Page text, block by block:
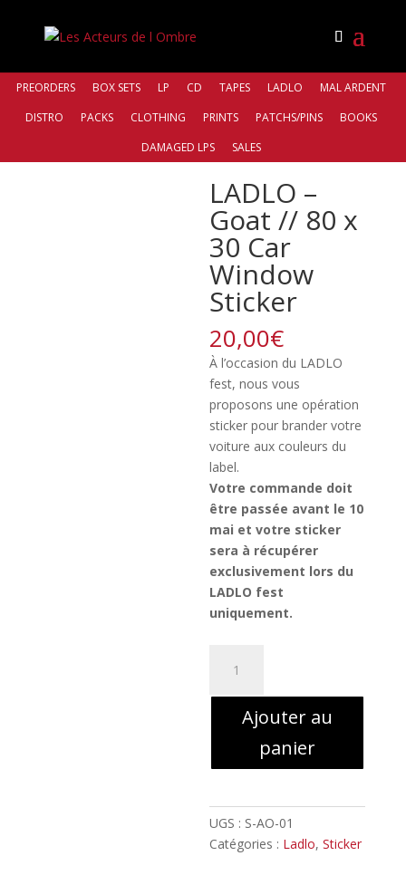
PREORDERS BOX SETS LP CD TAPES LADLO
MAL ARDENT
DISTRO
PACKS CLOTHING PRINTS PATCHS/PINS
BOOKS
DAMAGED LPS
SALES
LADLO –
Goat // 80 x
30 Car
Window
Sticker
20,00€
À l’occasion du LADLO
fest, nous vous
proposons une opération
sticker pour brander votre
voiture aux couleurs du
label.
Votre commande doit
être passée avant le 10
mai et votre sticker
sera à récupérer
exclusivement lors du
LADLO fest
uniquement.
LADLO
30
Car
Ajouter au
panier
UGS : S-AO-01
Catégories : Ladlo,Sticker